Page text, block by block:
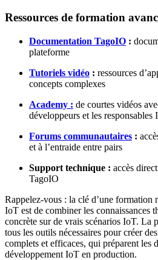
Ressources de formation
Documentation TagoIO :
plateforme
Tutoriels vidéo : ressources
concepts complexes
Academy : de courtes vidéos
développeurs et les responsables
Forums communautaires :
et à l’entraide entre pairs
Support technique : accès
TagoIO
Rappelez-vous : la clé d’une formation
IoT est de combiner les connaissances
concrète sur de vrais scénarios IoT. La
tous les outils nécessaires pour créer
complets et efficaces, qui préparent les
développement IoT en production.